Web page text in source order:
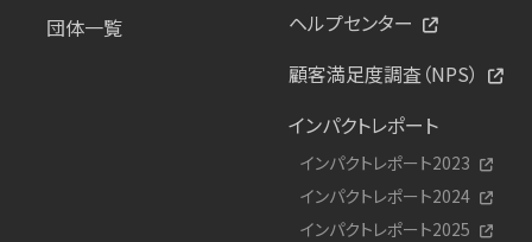
団体一覧
ヘルプセンター
顧客満足度調査（NPS）
インパクトレポート
インパクトレポート2023
インパクトレポート2024
インパクトレポート2025